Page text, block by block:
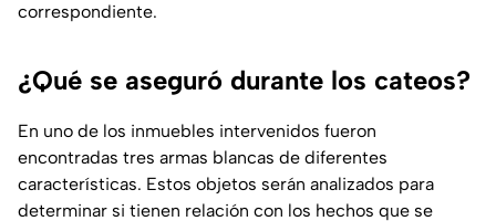
correspondiente.
¿Qué se aseguró durante los cateos?
En uno de los inmuebles intervenidos fueron
encontradas tres armas blancas de diferentes
características. Estos objetos serán analizados para
determinar si tienen relación con los hechos que se